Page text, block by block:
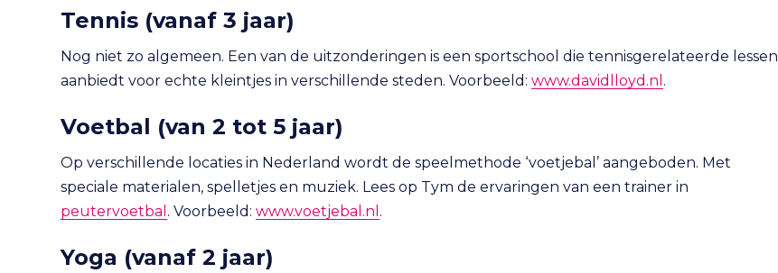
Tennis (vanaf 3 jaar)
Nog niet zo algemeen. Een van de uitzonderingen is een sportschool die tennisgerelateerde lessen
aanbiedt voor echte kleintjes in verschillende steden. Voorbeeld: www.davidlloyd.nl .
Voetbal (van 2 tot 5 jaar)
Op verschillende locaties in Nederland wordt de speelmethode ‘voetjebal’ aangeboden. Met
speciale materialen, spelletjes en muziek. Lees op Tym de ervaringen van een trainer in
peutervoetbal . Voorbeeld: www.voetjebal.nl .
Yoga (vanaf 2 jaar)